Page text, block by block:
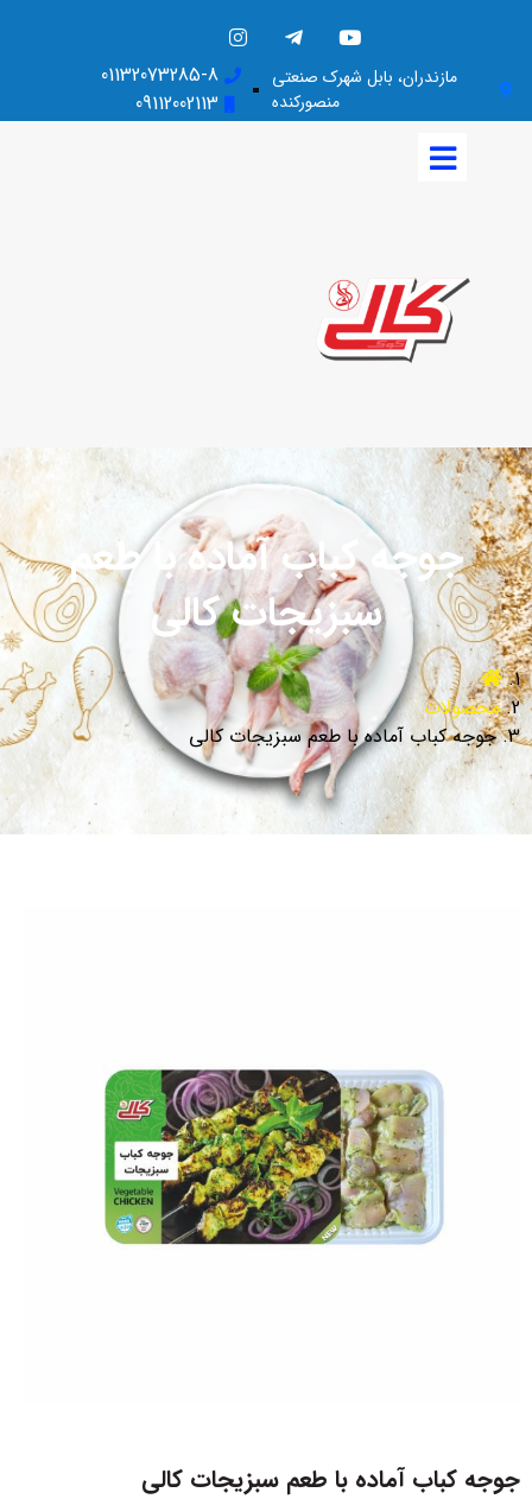
مازندران، بابل شهرک صنعتی
منصورکنده
01132073285-8
09112002113
جوجه کباب آماده با طعم
سبزیجات کالی
محصولات
جوجه کباب آماده با طعم سبزیجات کالی
جوجه کباب آماده با طعم سبزیجات کالی